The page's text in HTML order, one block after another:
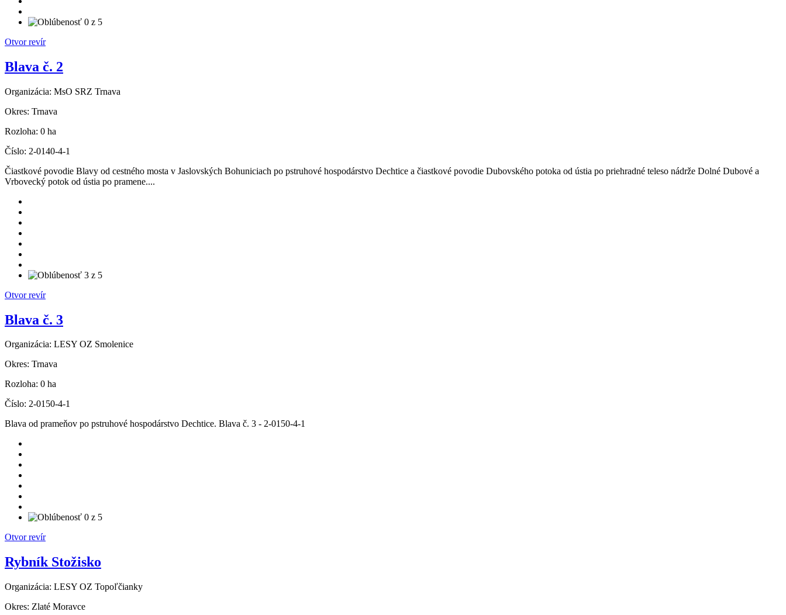
Otvor revír
Blava č. 2
Organizácia: MsO SRZ Trnava
Okres: Trnava
Rozloha: 0 ha
Číslo: 2-0140-4-1
Čiastkové povodie Blavy od cestného mosta v Jaslovských Bohuniciach po pstruhové hospodárstvo Dechtice a čiastkové povodie Dubovského potoka od ústia po priehradné teleso nádrže Dolné Dubové a
Vrbovecký potok od ústia po pramene....
Otvor revír
Blava č. 3
Organizácia: LESY OZ Smolenice
Okres: Trnava
Rozloha: 0 ha
Číslo: 2-0150-4-1
Blava od prameňov po pstruhové hospodárstvo Dechtice. Blava č. 3 - 2-0150-4-1
Otvor revír
Rybník Stožisko
Organizácia: LESY OZ Topoľčianky
Okres: Zlaté Moravce